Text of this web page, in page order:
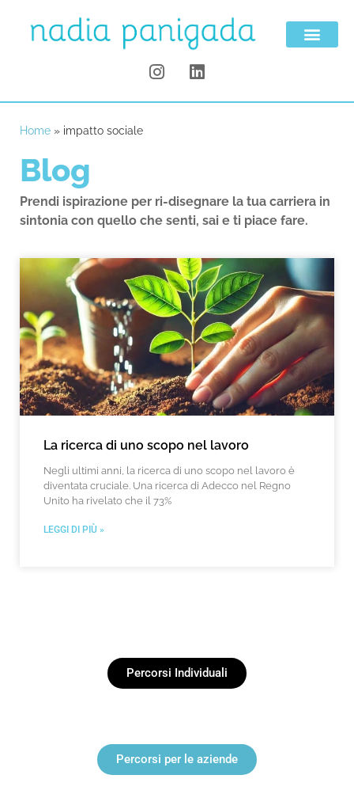
Home » impatto sociale
Blog
Prendi ispirazione per ri-disegnare la tua carriera in
sintonia con quello che senti, sai e ti piace fare.
La ricerca di uno scopo nel lavoro
Negli ultimi anni, la ricerca di uno scopo nel lavoro è
diventata cruciale. Una ricerca di Adecco nel Regno
Unito ha rivelato che il 73%
LEGGI DI PIÙ »
Percorsi Individuali
Percorsi per le aziende